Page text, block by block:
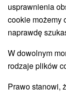
9,2 doskonały·
usprawnienia
cookie możemy
naprawdę
W dowolnym
rodzaje plików
Prawo stanowi,